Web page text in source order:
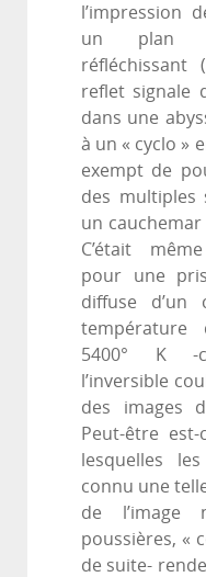
l’impression
un plan
réfléchissant
reflet signale
dans une
à un « cyclo »
exempt de
des multiples
un
C’était
pour une
diffuse d’un
température
5400° K -
l’inversible
des images
Peut-être
lesquelles
connu une
de l’image
poussières, «
de suite-